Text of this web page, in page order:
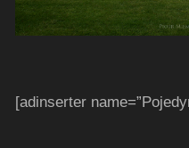
[adinserter